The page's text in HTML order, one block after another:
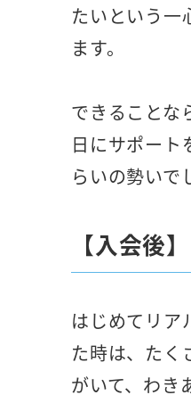
たいという一
ます。
できることな
日にサポート
らいの勢いで
【入会後】
はじめてリア
た時は、たく
がいて、わき